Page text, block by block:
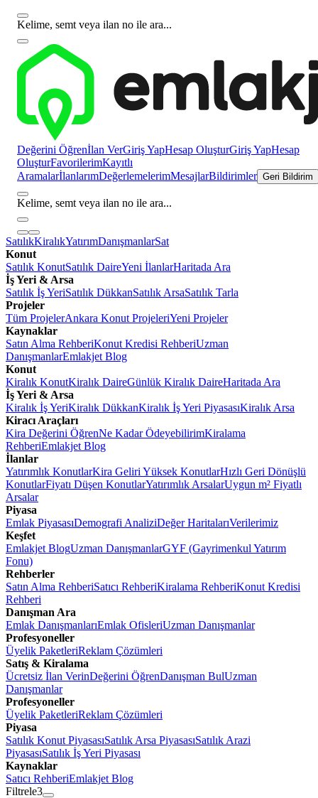
Kelime, semt veya ilan no ile ara...
Değerini Öğrenİlan VerGiriş YapHesap OluşturGiriş YapHesap
OluşturFavorilerimKayıtlı
AramalarİlanlarımDeğerlemelerimMesajlarBildirimler Geri Bildirim
Kelime, semt veya ilan no ile ara...
SatılıkKiralıkYatırımDanışmanlarSat
Konut
Satılık KonutSatılık DaireYeni İlanlarHaritada Ara
İş Yeri & Arsa
Satılık İş YeriSatılık DükkanSatılık ArsaSatılık Tarla
Projeler
Tüm ProjelerAnkara Konut ProjeleriYeni Projeler
Kaynaklar
Satın Alma RehberiKonut Kredisi RehberiUzman
DanışmanlarEmlakjet Blog
Konut
Kiralık KonutKiralık DaireGünlük Kiralık DaireHaritada Ara
İş Yeri & Arsa
Kiralık İş YeriKiralık DükkanKiralık İş Yeri PiyasasıKiralık Arsa
Kiracı Araçları
Kira Değerini ÖğrenNe Kadar ÖdeyebilirimKiralama
RehberiEmlakjet Blog
İlanlar
Yatırımlık KonutlarKira Geliri Yüksek KonutlarHızlı Geri Dönüşlü
KonutlarFiyatı Düşen KonutlarYatırımlık ArsalarUygun m² Fiyatlı
Arsalar
Piyasa
Emlak PiyasasıDemografi AnaliziDeğer HaritalarıVerilerimiz
Keşfet
Emlakjet BlogUzman DanışmanlarGYF (Gayrimenkul Yatırım
Fonu)
Rehberler
Satın Alma RehberiSatıcı RehberiKiralama RehberiKonut Kredisi
Rehberi
Danışman Ara
Emlak DanışmanlarıEmlak OfisleriUzman Danışmanlar
Profesyoneller
Üyelik PaketleriReklam Çözümleri
Satış & Kiralama
Ücretsiz İlan VerinDeğerini ÖğrenDanışman BulUzman
Danışmanlar
Profesyoneller
Üyelik PaketleriReklam Çözümleri
Piyasa
Satılık Konut PiyasasıSatılık Arsa PiyasasıSatılık Arazi
PiyasasıSatılık İş Yeri Piyasası
Kaynaklar
Satıcı RehberiEmlakjet Blog
Filtrele3